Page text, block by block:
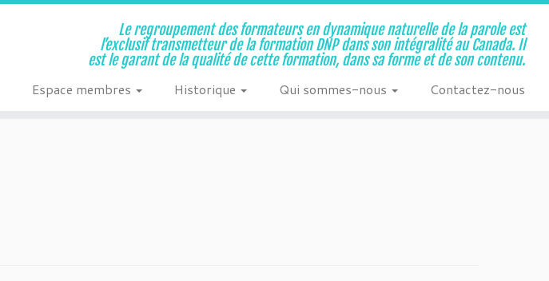
Le regroupement des formateurs en dynamique naturelle de la parole est
l’exclusif transmetteur de la formation DNP dans son intégralité au Canada. Il
est le garant de la qualité de cette formation, dans sa forme et de son contenu.
Espace membres Historique Qui sommes-nous Contactez-nous